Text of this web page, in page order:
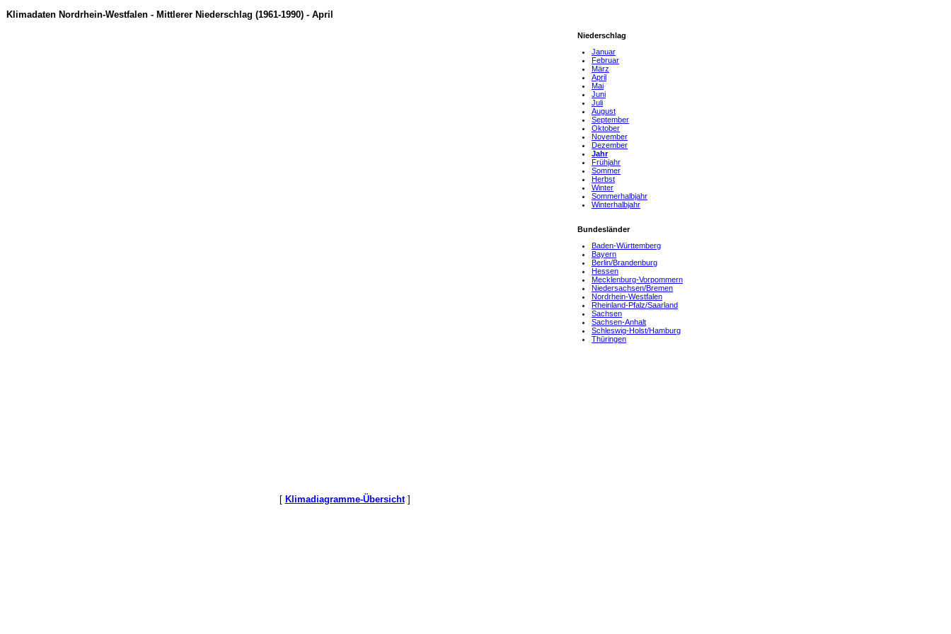
Klimadaten Nordrhein-Westfalen - Mittlerer Niederschlag (1961-1990) - April
Niederschlag
Januar
Februar
März
April
Mai
Juni
Juli
August
September
Oktober
November
Dezember
Jahr
Frühjahr
Sommer
Herbst
Winter
Sommerhalbjahr
Winterhalbjahr
Bundesländer
Baden-Württemberg
Bayern
Berlin/Brandenburg
Hessen
Mecklenburg-Vorpommern
Niedersachsen/Bremen
Nordrhein-Westfalen
Rheinland-Pfalz/Saarland
Sachsen
Sachsen-Anhalt
Schleswig-Holst/Hamburg
Thüringen
[ Klimadiagramme-Übersicht]